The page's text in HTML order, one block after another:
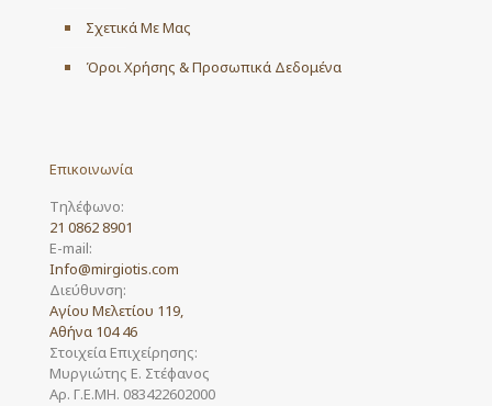
Σχετικά Με Μας
Όροι Χρήσης & Προσωπικά Δεδομένα
Επικοινωνία
Τηλέφωνο:
21 0862 8901
E-mail:
Info@mirgiotis.com
Διεύθυνση:
Αγίου Μελετίου 119,
Αθήνα 104 46
Στοιχεία Επιχείρησης:
Μυργιώτης Ε. Στέφανος
Αρ. Γ.Ε.ΜΗ. 083422602000